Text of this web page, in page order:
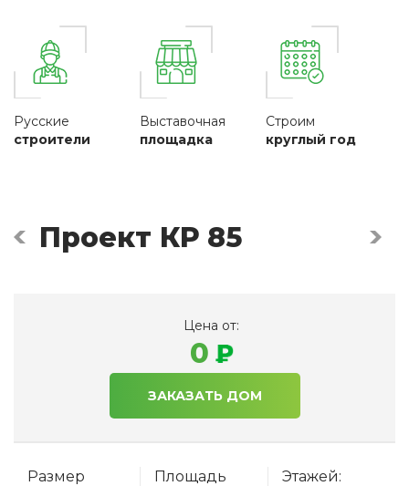
Русские
строители
Выставочная
площадка
Строим
круглый год
Проект КР 85
Цена от:
0
ЗАКАЗАТЬ ДОМ
Размер
Площадь
Этажей: